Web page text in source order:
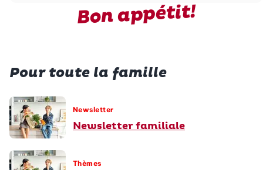
Bon appétit!
Pour toute la famille
Newsletter
Newsletter familiale
Thèmes